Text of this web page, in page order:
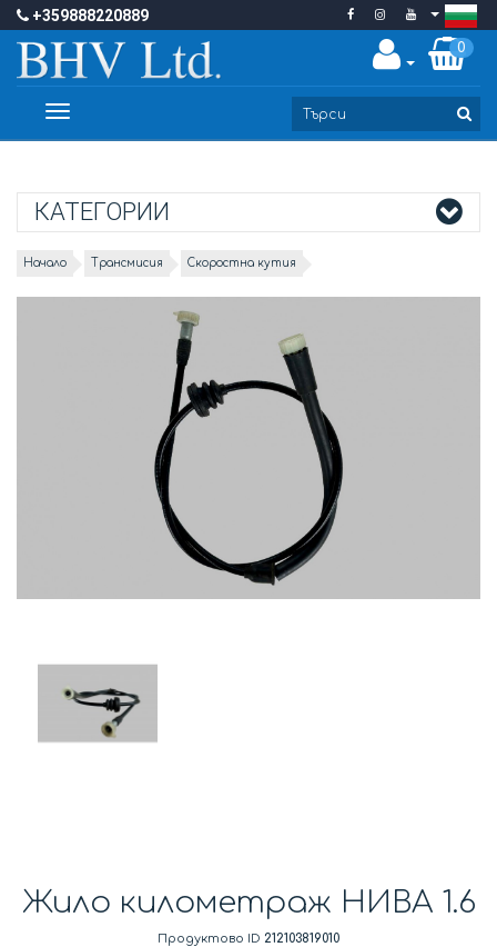
+359888220889
0
Toggle
КАТЕГОРИИ
Начало Трансмисия Скоростна кутия
Жило километраж НИВА 1.6
Продуктово ID 212103819010